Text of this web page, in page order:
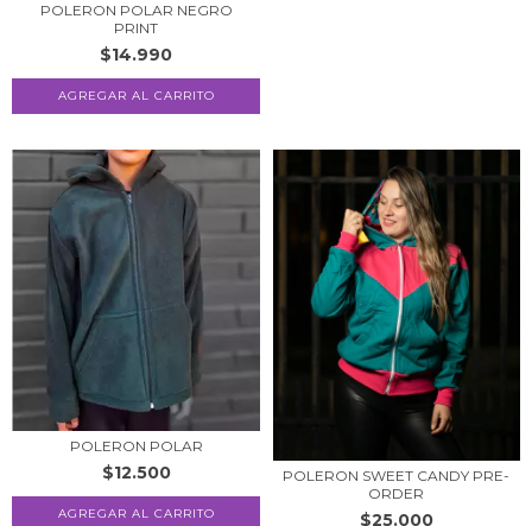
POLERON POLAR NEGRO
PRINT
$14.990
AGREGAR AL CARRITO
POLERON POLAR
$12.500
AGREGAR AL CARRITO
POLERON SWEET CANDY PRE-
ORDER
$25.000